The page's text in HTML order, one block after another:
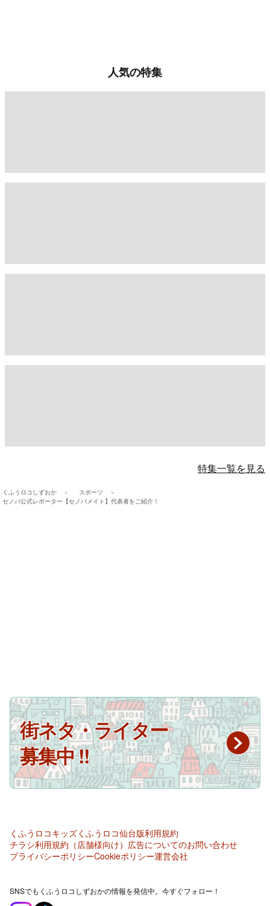
人気の特集
特集一覧を見る
くふうロコしずおか
スポーツ
セノバ公式レポーター【セノバメイト】代表者をご紹介！
街ネタ・ライター
募集中 !!
くふうロコキッズくふうロコ仙台版利用規約
チラシ利用規約（店舗様向け） 広告についてのお問い合わせ
プライバシーポリシーCookieポリシー運営会社
SNSでもくふうロコしずおかの情報を発信中。今すぐフォロー！